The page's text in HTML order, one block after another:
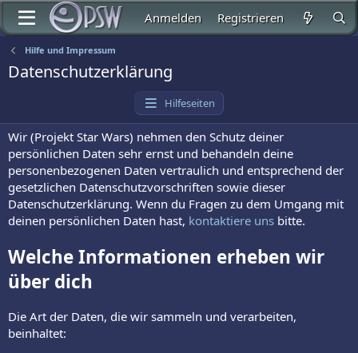
Anmelden Registrieren
Hilfe und Impressum
Datenschutzerklärung
Hilfeseiten
Wir (Projekt Star Wars) nehmen den Schutz deiner
persönlichen Daten sehr ernst und behandeln deine
personenbezogenen Daten vertraulich und entsprechend der
gesetzlichen Datenschutzvorschriften sowie dieser
Datenschutzerklärung. Wenn du Fragen zu dem Umgang mit
deinen persönlichen Daten hast, kontaktiere uns bitte.
Welche Informationen erheben wir
über dich
Die Art der Daten, die wir sammeln und verarbeiten,
beinhaltet: